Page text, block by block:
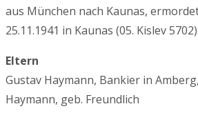
aus München nach Kaunas,
25.11.1941 in Kaunas (05. Kislev 5702).
Eltern
Gustav Haymann, Bankier in
Haymann, geb. Freundlich